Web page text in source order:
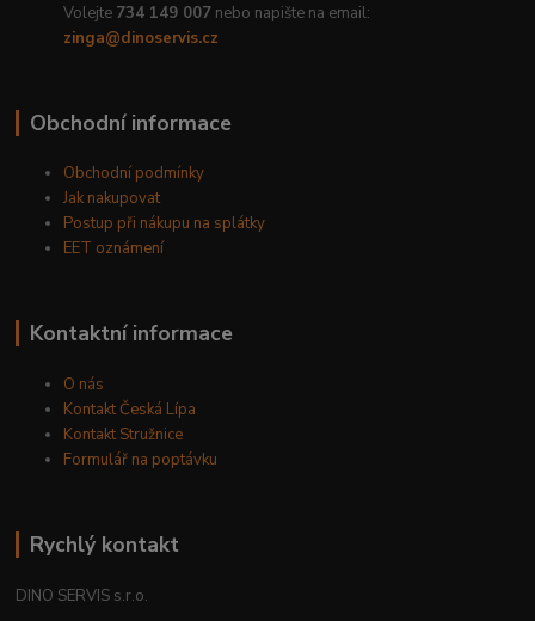
Volejte 734 149 007 nebo napište na email:
zinga@dinoservis.cz
Obchodní informace
Obchodní podmínky
Jak nakupovat
Postup při nákupu na splátky
EET oznámení
Kontaktní informace
O nás
Kontakt Česká Lípa
Kontakt Stružnice
Formulář na poptávku
Rychlý kontakt
DINO SERVIS s.r.o.